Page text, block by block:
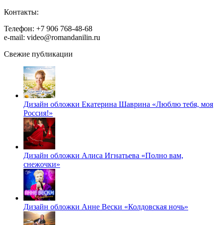
Контакты:
Телефон: +7 906 768-48-68
e-mail: video@romandanilin.ru
Свежие публикации
Дизайн обложки Екатерина Шаврина «Люблю тебя, моя
Россия!»
Дизайн обложки Алиса Игнатьева «Полно вам,
снежочки»
Дизайн обложки Анне Вески «Колдовская ночь»